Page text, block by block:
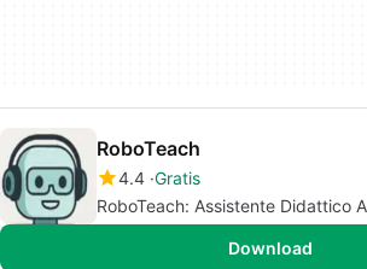
RoboTeach
4.4 Gratis
RoboTeach: Assistente Didattico
Download